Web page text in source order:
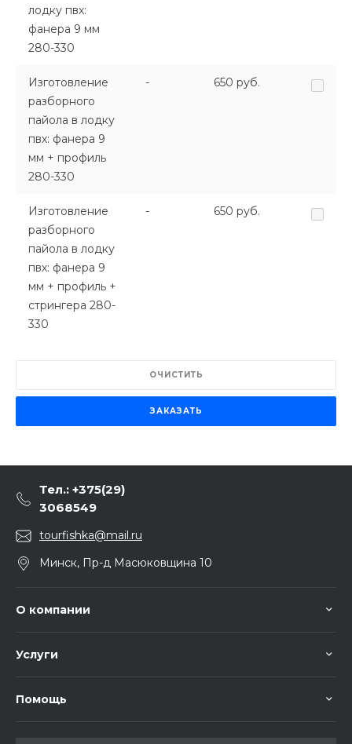
лодку пвх:
фанера 9 мм
280-330
Изготовление
разборного
пайола в лодку
пвх: фанера 9
мм + профиль
280-330
- 650 руб.
Изготовление
разборного
пайола в лодку
пвх: фанера 9
мм + профиль +
стрингера 280-
330
- 650 руб.
ОЧИСТИТЬ
ЗАКАЗАТЬ
Тел.: +375(29)
3068549
tourfishka@mail.ru
Минск, Пр-д Масюковщина 10
О компании
Услуги
Помощь